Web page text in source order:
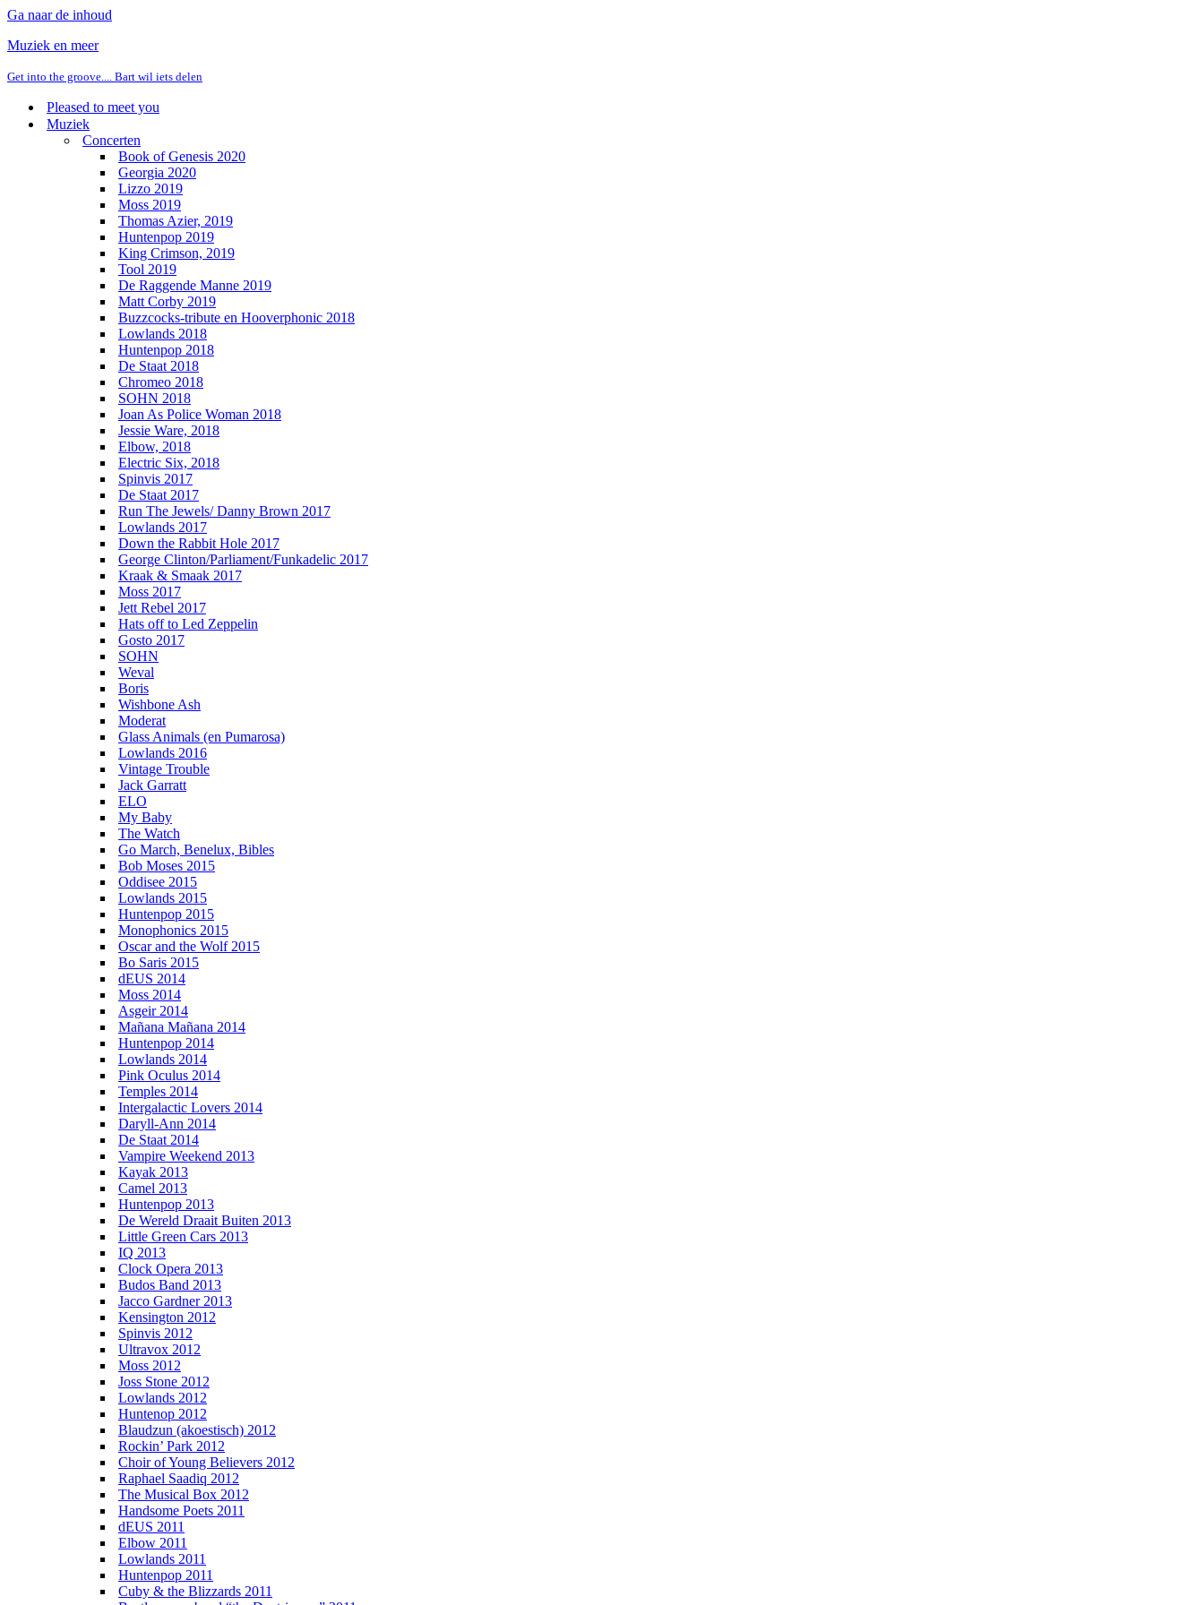
Ga naar de inhoud
Muziek en meer
Get into the groove.... Bart wil iets delen
Pleased to meet you
Muziek
Concerten
Book of Genesis 2020
Georgia 2020
Lizzo 2019
Moss 2019
Thomas Azier, 2019
Huntenpop 2019
King Crimson, 2019
Tool 2019
De Raggende Manne 2019
Matt Corby 2019
Buzzcocks-tribute en Hooverphonic 2018
Lowlands 2018
Huntenpop 2018
De Staat 2018
Chromeo 2018
SOHN 2018
Joan As Police Woman 2018
Jessie Ware, 2018
Elbow, 2018
Electric Six, 2018
Spinvis 2017
De Staat 2017
Run The Jewels/ Danny Brown 2017
Lowlands 2017
Down the Rabbit Hole 2017
George Clinton/Parliament/Funkadelic 2017
Kraak & Smaak 2017
Moss 2017
Jett Rebel 2017
Hats off to Led Zeppelin
Gosto 2017
SOHN
Weval
Boris
Wishbone Ash
Moderat
Glass Animals (en Pumarosa)
Lowlands 2016
Vintage Trouble
Jack Garratt
ELO
My Baby
The Watch
Go March, Benelux, Bibles
Bob Moses 2015
Oddisee 2015
Lowlands 2015
Huntenpop 2015
Monophonics 2015
Oscar and the Wolf 2015
Bo Saris 2015
dEUS 2014
Moss 2014
Asgeir 2014
Mañana Mañana 2014
Huntenpop 2014
Lowlands 2014
Pink Oculus 2014
Temples 2014
Intergalactic Lovers 2014
Daryll-Ann 2014
De Staat 2014
Vampire Weekend 2013
Kayak 2013
Camel 2013
Huntenpop 2013
De Wereld Draait Buiten 2013
Little Green Cars 2013
IQ 2013
Clock Opera 2013
Budos Band 2013
Jacco Gardner 2013
Kensington 2012
Spinvis 2012
Ultravox 2012
Moss 2012
Joss Stone 2012
Lowlands 2012
Huntenop 2012
Blaudzun (akoestisch) 2012
Rockin’ Park 2012
Choir of Young Believers 2012
Raphael Saadiq 2012
The Musical Box 2012
Handsome Poets 2011
dEUS 2011
Elbow 2011
Lowlands 2011
Huntenpop 2011
Cuby & the Blizzards 2011